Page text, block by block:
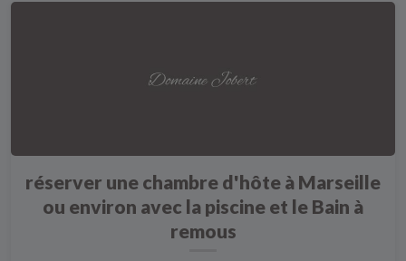
réserver une chambre d'hôte à Marseille
ou environ avec la piscine et le Bain à
remous